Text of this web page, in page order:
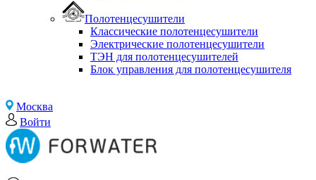
Полотенцесушители
Классические полотенцесушители
Электрические полотенцесушители
ТЭН для полотенцесушителей
Блок управления для полотенцесушителя
Москва
Войти